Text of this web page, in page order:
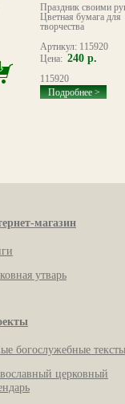
Праздник своими
Цветная бумага для
творчества
Артикул: 115920
Цена: 240 р.
115920
Подробнее >
магазин
утварь
богослужебные тексты
церковный